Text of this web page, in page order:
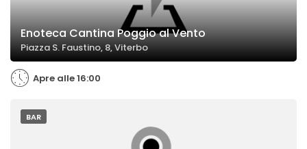
Enoteca Cantina Poggio al Vento
Piazza S. Faustino, 8, Viterbo
Apre alle 16:00
BAR